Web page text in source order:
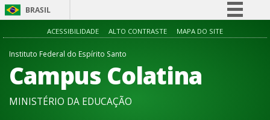
BRASIL
Simplifique!
Acesso à informação
ACESSIBILIDADE ALTO CONTRASTE MAPA DO SITE
Instituto Federal do Espírito Santo
Campus Colatina
MINISTÉRIO DA EDUCAÇÃO